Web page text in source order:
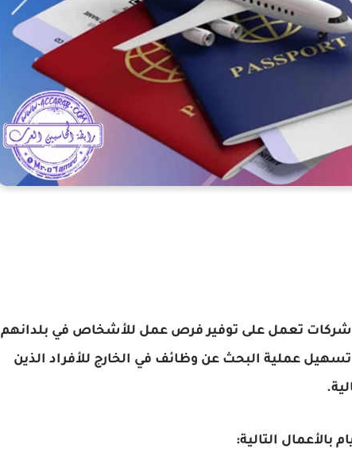
شركات تعمل على توفير فرص عمل للأشخاص في بلدانهم
عملية البحث عن وظائف في الخارج للأفراد الذين
بالأعمال التالية: